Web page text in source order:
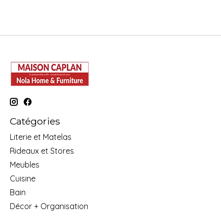
Catégories
Literie et Matelas
Rideaux et Stores
Meubles
Cuisine
Bain
Décor + Organisation